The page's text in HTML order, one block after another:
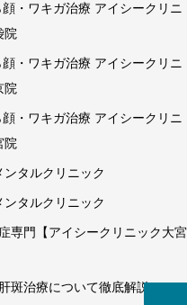
・ワキガ治療 アイシークリニ
院
・ワキガ治療 アイシークリニ
院
・ワキガ治療 アイシークリニ
院
タルクリニック
タルクリニック
専門【アイシークリニック大宮
斑治療について徹底解説